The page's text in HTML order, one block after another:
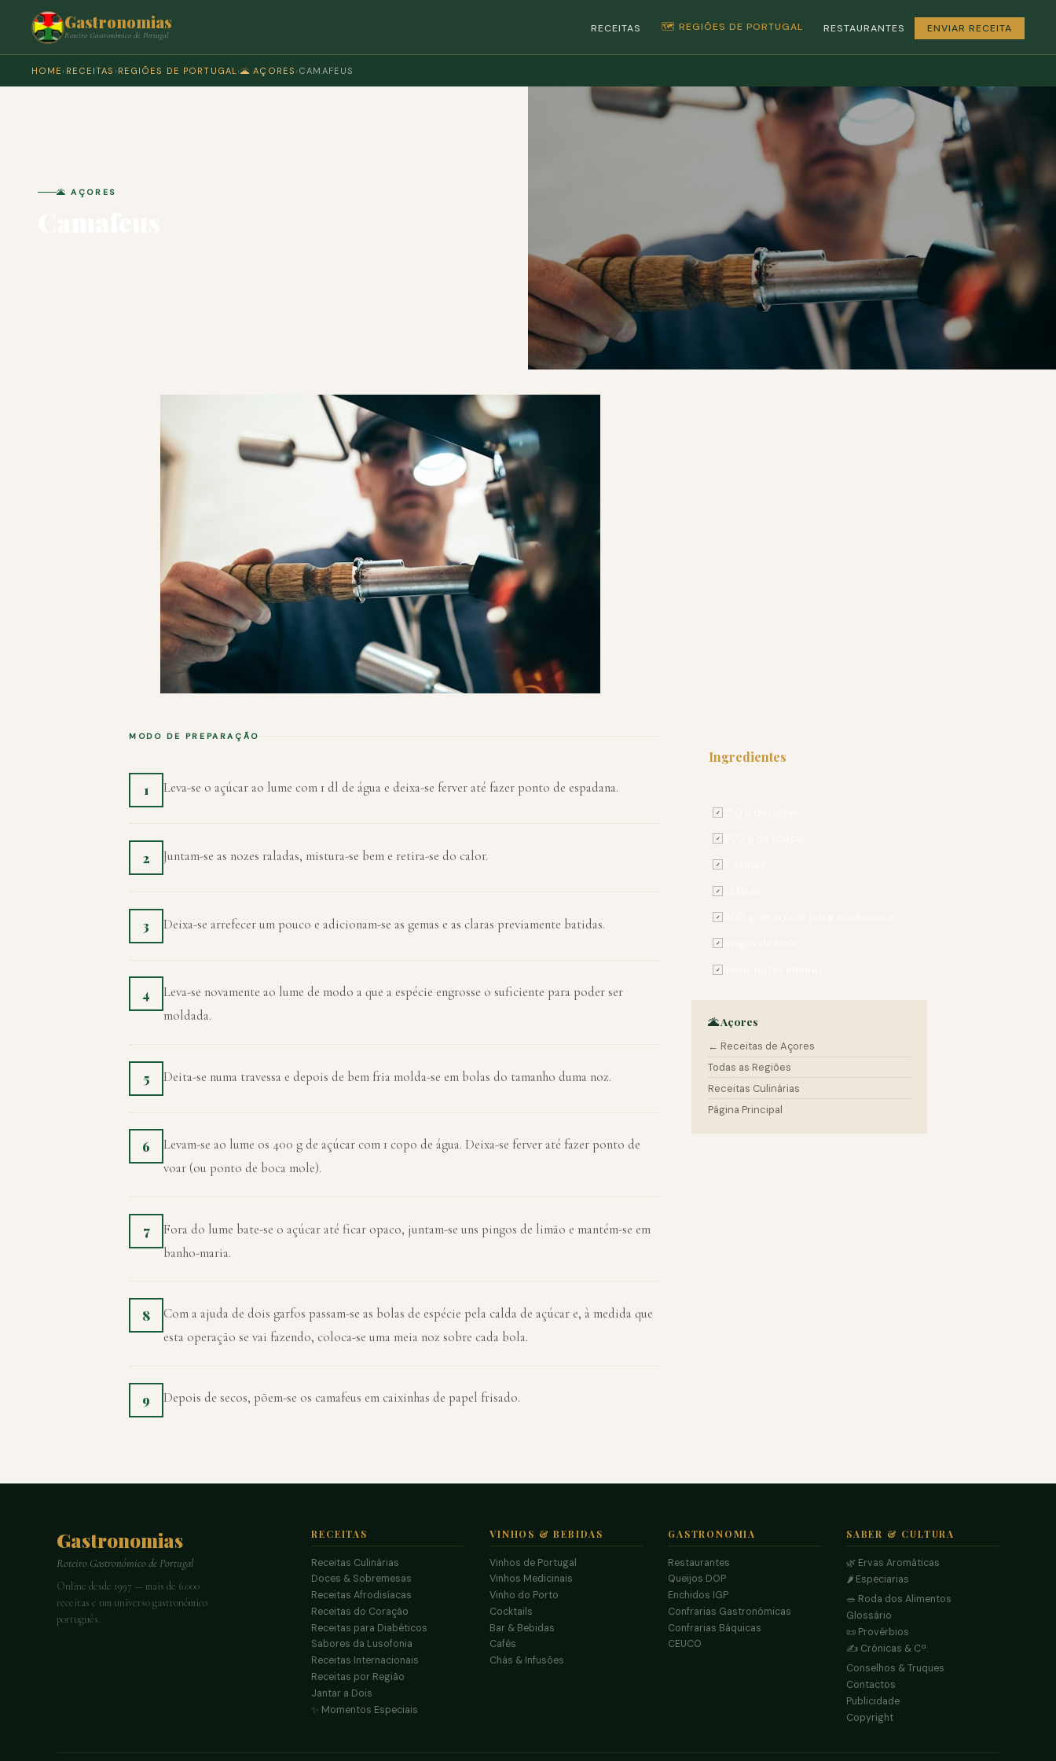
Gastronomias
Roteiro Gastronómico de Portugal
RECEITAS 🗺️ REGIÕES DE PORTUGAL RESTAURANTES ENVIAR RECEITA
HOME › RECEITAS › REGIÕES DE PORTUGAL ›🌋 AÇORES › CAMAFEUS
🌋 AÇORES
MODO DE PREPARAÇÃO
1 Leva-se o açúcar ao lume com 1 dl de água e deixa-se ferver até fazer ponto de espadana.
2 Juntam-se as nozes raladas, mistura-se bem e retira-se do calor.
3 Deixa-se arrefecer um pouco e adicionam-se as gemas e as claras previamente batidas.
4
Leva-se novamente ao lume de modo a que a espécie engrosse o suficiente para poder ser
moldada.
5 Deita-se numa travessa e depois de bem fria molda-se em bolas do tamanho duma noz.
6
Levam-se ao lume os 400 g de açúcar com 1 copo de água. Deixa-se ferver até fazer ponto de
voar (ou ponto de boca mole).
7
Fora do lume bate-se o açúcar até ficar opaco, juntam-se uns pingos de limão e mantém-se em
banho-maria.
8
Com a ajuda de dois garfos passam-se as bolas de espécie pela calda de açúcar e, à medida que
esta operação se vai fazendo, coloca-se uma meia noz sobre cada bola.
9 Depois de secos, põem-se os camafeus em caixinhas de papel frisado.
Ingredientes
✓
✓
✓
✓
✓
✓
✓
🌋 Açores
← Receitas de Açores
Todas as Regiões
Receitas Culinárias
Página Principal
Gastronomias
Roteiro Gastronómico de Portugal
Online desde 1997 — mais de 6.000
receitas e um universo gastronómico
português.
RECEITAS
Receitas Culinárias
Doces & Sobremesas
Receitas Afrodisíacas
Receitas do Coração
Receitas para Diabéticos
Sabores da Lusofonia
Receitas Internacionais
Receitas por Região
Jantar a Dois
✨ Momentos Especiais
VINHOS & BEBIDAS
Vinhos de Portugal
Vinhos Medicinais
Vinho do Porto
Cocktails
Bar & Bebidas
Cafés
Chás & Infusões
GASTRONOMIA
Restaurantes
Queijos DOP
Enchidos IGP
Confrarias Gastronómicas
Confrarias Báquicas
CEUCO
SABER & CULTURA
🌿 Ervas Aromáticas
🌶️ Especiarias
🥗 Roda dos Alimentos
Glossário
📜 Provérbios
✍️ Crónicas & Cª.
Conselhos & Truques
Contactos
Publicidade
Copyright